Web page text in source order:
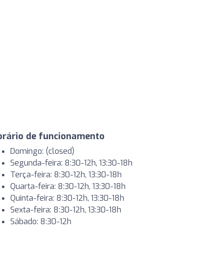
de funcionamento
Domingo: (closed)
Segunda-feira: 8:30-12h, 13:30-18h
Terça-feira: 8:30-12h, 13:30-18h
Quarta-feira: 8:30-12h, 13:30-18h
Quinta-feira: 8:30-12h, 13:30-18h
Sexta-feira: 8:30-12h, 13:30-18h
Sábado: 8:30-12h